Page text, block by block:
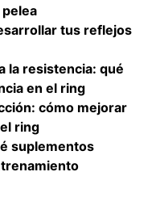
tus reflejos
la resistencia: qué
en el ring
cómo mejorar
ring
suplementos